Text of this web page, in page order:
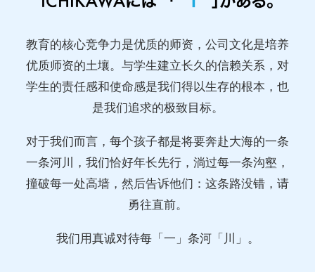
教育的核心竞争力是优质的师资，公司文化是培养
优质师资的土壤。与学生建立长久的信赖关系，对
学生的责任感和使命感是我们得以生存的根本，也
是我们追求的极致目标。
对于我们而言，每个孩子都是将要奔赴大海的一条
一条河川，我们恰好年长先行，淌过每一条沟壑，
撞破每一处高墙，然后告诉他们：这条路没错，请
勇往直前。
我们用真诚对待每「一」条河「川」。